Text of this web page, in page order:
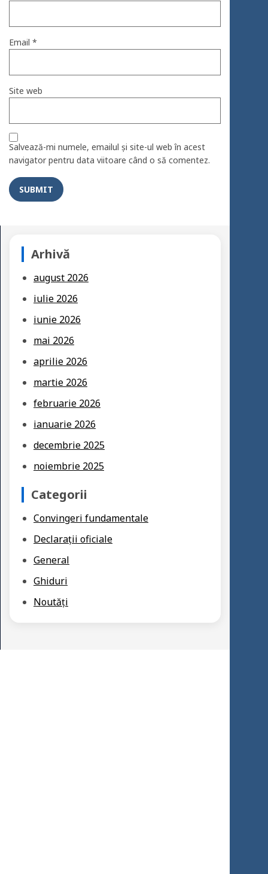
Email *
Site web
Salvează-mi numele, emailul și site-ul web în acest
navigator pentru data viitoare când o să comentez.
Arhivă
august 2026
iulie 2026
iunie 2026
mai 2026
aprilie 2026
martie 2026
februarie 2026
ianuarie 2026
decembrie 2025
noiembrie 2025
Categorii
Convingeri fundamentale
Declarații oficiale
General
Ghiduri
Noutăți